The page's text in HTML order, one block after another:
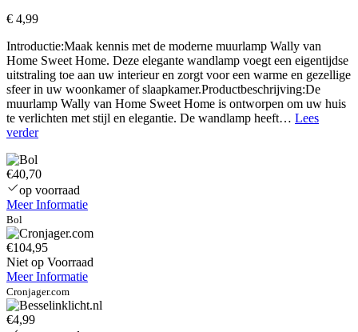
€ 4,99
Introductie:Maak kennis met de moderne muurlamp Wally van
Home Sweet Home. Deze elegante wandlamp voegt een eigentijdse
uitstraling toe aan uw interieur en zorgt voor een warme en gezellige
sfeer in uw woonkamer of slaapkamer.Productbeschrijving:De
muurlamp Wally van Home Sweet Home is ontworpen om uw huis
te verlichten met stijl en elegantie. De wandlamp heeft… Lees
verderPittsburg
IP20
Kantelbaar
wit
€40,70
op voorraad
Meer Informatie
Bol
€104,95
Niet op Voorraad
Meer Informatie
Cronjager.com
€4,99